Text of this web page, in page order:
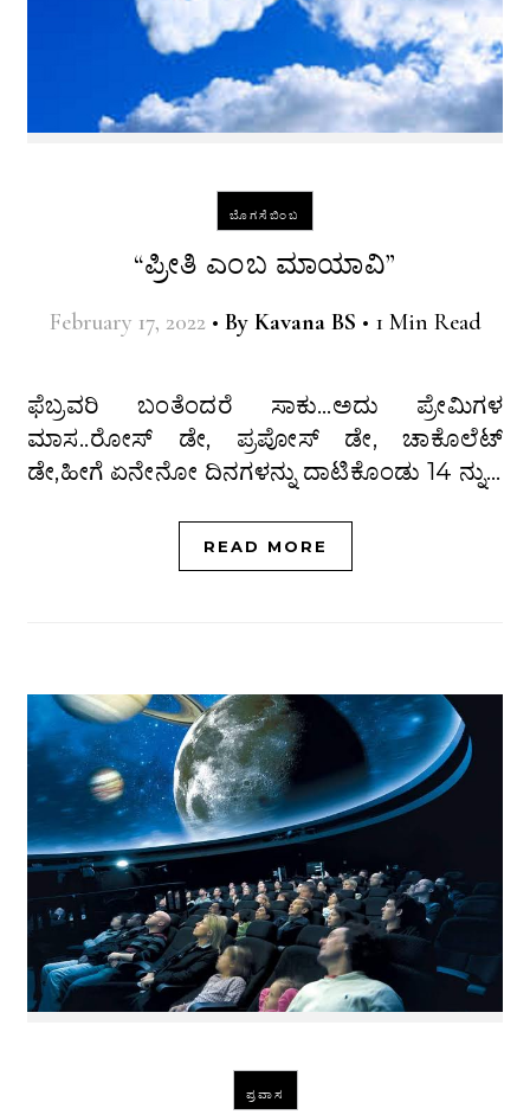
ಬೊಗಸೆಬಿಂಬ
“ಪ್ರೀತಿ ಎಂಬ ಮಾಯಾವಿ”
February 17, 2022 • By Kavana BS • 1 Min Read
ಫೆಬ್ರವರಿ ಬಂತೆಂದರೆ ಸಾಕು…ಅದು ಪ್ರೇಮಿಗಳ
ಮಾಸ..ರೋಸ್ ಡೇ, ಪ್ರಪೋಸ್ ಡೇ, ಚಾಕೊಲೆಟ್
ಡೇ,ಹೀಗೆ ಏನೇನೋ ದಿನಗಳನ್ನು ದಾಟಿಕೊಂಡು 14 ನ್ನು…
READ MORE
ಪ್ರವಾಸ